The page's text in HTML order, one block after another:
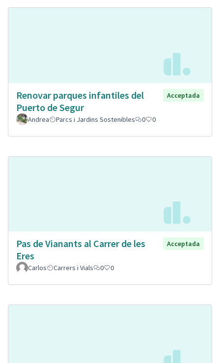
Renovar parques infantiles del
Puerto de Segur
Acceptada
Andrea Parcs i Jardins Sostenibles 0 0
Pas de Vianants al Carrer de les
Eres
Acceptada
Carlos Carrers i Vials 0 0